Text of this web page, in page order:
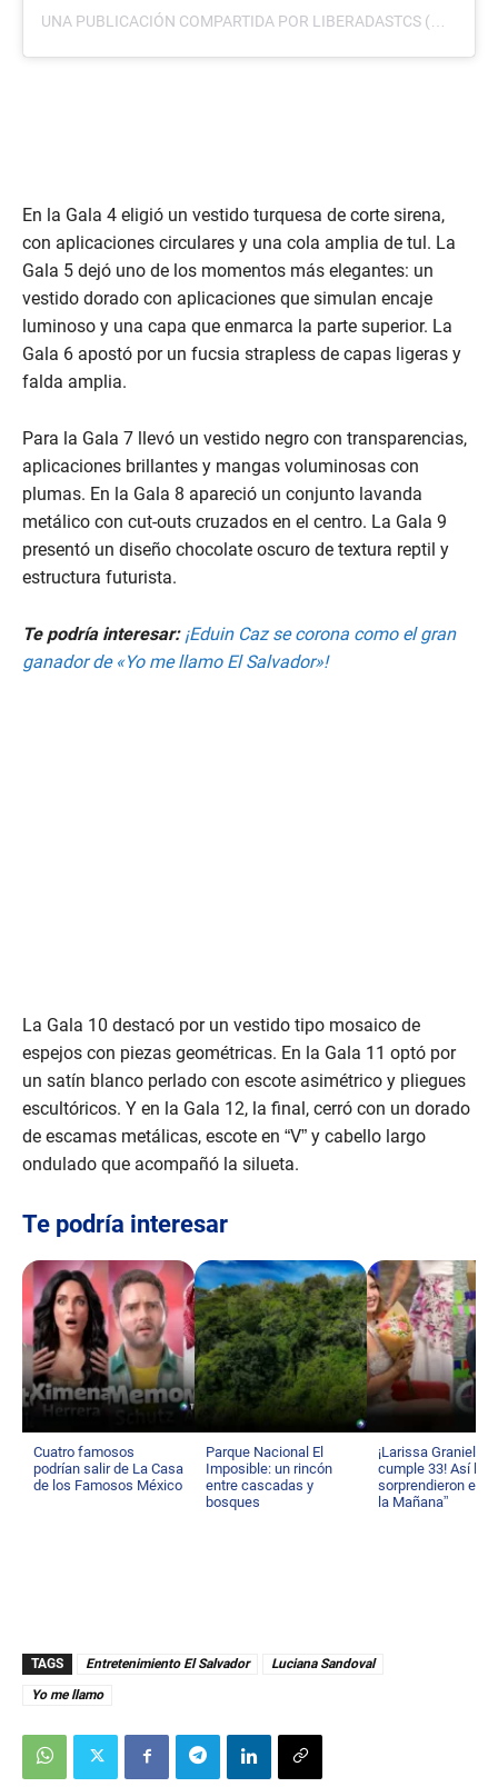
UNA PUBLICACIÓN COMPARTIDA POR LIBERADASTCS (@LIBERADASTCS)
En la Gala 4 eligió un vestido turquesa de corte sirena,
con aplicaciones circulares y una cola amplia de tul. La
Gala 5 dejó uno de los momentos más elegantes: un
vestido dorado con aplicaciones que simulan encaje
luminoso y una capa que enmarca la parte superior. La
Gala 6 apostó por un fucsia strapless de capas ligeras y
falda amplia.
Para la Gala 7 llevó un vestido negro con transparencias,
aplicaciones brillantes y mangas voluminosas con
plumas. En la Gala 8 apareció un conjunto lavanda
metálico con cut-outs cruzados en el centro. La Gala 9
presentó un diseño chocolate oscuro de textura reptil y
estructura futurista.
Te podría interesar: ¡Eduin Caz se corona como el gran
ganador de «Yo me llamo El Salvador»!
La Gala 10 destacó por un vestido tipo mosaico de
espejos con piezas geométricas. En la Gala 11 optó por
un satín blanco perlado con escote asimétrico y pliegues
escultóricos. Y en la Gala 12, la final, cerró con un dorado
de escamas metálicas, escote en “V” y cabello largo
ondulado que acompañó la silueta.
Te podría interesar
Cuatro famosos
podrían salir de La Casa
de los Famosos México
Parque Nacional El
Imposible: un rincón
entre cascadas y
bosques
¡Larissa Graniello
cumple 33! Así la
sorprendieron en
la Mañana”
TAGS Entretenimiento El Salvador
Luciana Sandoval
Yo me llamo